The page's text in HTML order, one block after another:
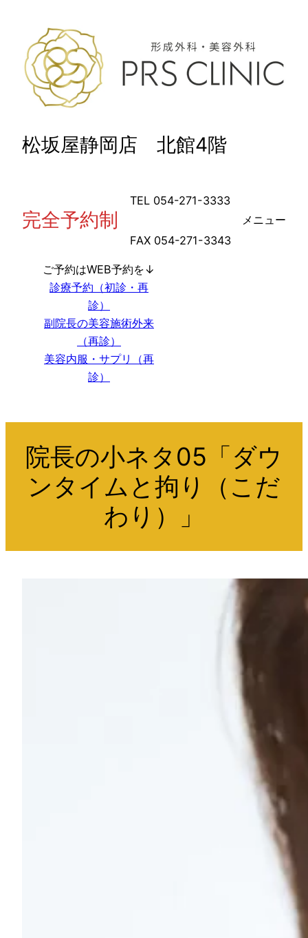
松坂屋静岡店 北館4階
完全予約制
TEL 054-271-3333
FAX 054-271-3343
メニュー
ご予約はWEB予約を↓
診療予約（初診・再
診）
副院長の美容施術外来
（再診）
美容内服・サプリ（再
診）
院長の小ネタ05「ダウ
ンタイムと拘り（こだ
わり）」